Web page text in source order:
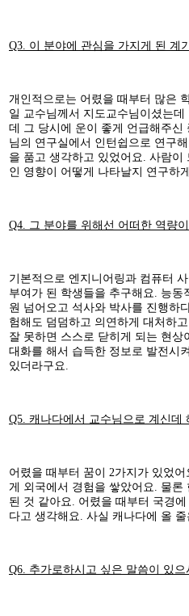
Q3. 이 분야에 관심을 가지게 된 계
개인적으로는 어렸을 때부터 많은
일 교수님께서 지도교수님이셨는
데 그 당시에 운이 좋게 언급해주
님의 연구실에서 인턴쉽으로 연구
을 품고 생각하고 있었어요. 사람
인 영향이 어떻게 나타날지 연구하
Q4. 그 분야를 위해선 어떠한 역량
기본적으로 엔지니어링과 컴퓨터
부여가 된 학생들을 추구해요. 능
원 넘어오고 석사와 박사를 진행하
험해도 덤덤하고 의연하게 대처하
잘 못하면 스스로 닫히게 되는 현
대화를 해서 습득한 정보로 발전시
있더라구요.
Q5. 캐나다에서 교수님으로 계신데
어렸을 때부터 꿈이 2가지가 있었
게 외국에서 경험을 쌓았어요. 물론
된 것 같아요. 어렸을 때부터 국경
다고 생각해요. 사실 캐나다에 올
Q6. 추가로하시고 싶은 말씀이 있